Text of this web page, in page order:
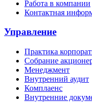
Работа в компании
Контактная
Управление
Практика
Собрание
Менеджмент
Внутренний аудит
Комплаенс
Внутренние